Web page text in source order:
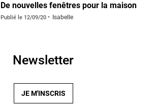
De nouvelles fenêtres pour la maison
Publié le 12/09/20 Isabelle
Newsletter
JE M'INSCRIS